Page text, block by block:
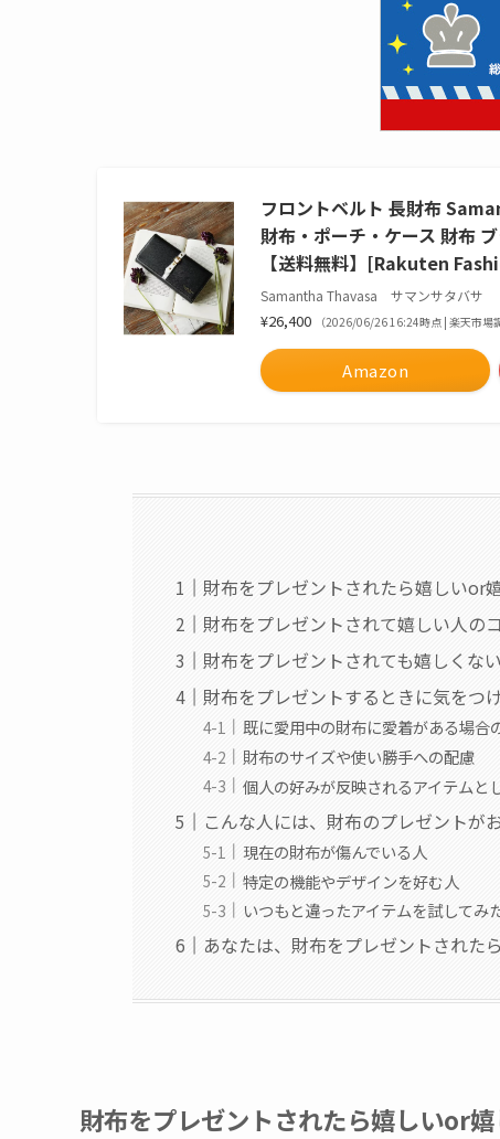
フロントベルト 長財布
財布・ポーチ・ケース 財布
【送料無料】[Rakuten
Samantha Thavasa サマンサタバサ
¥26,400 （2026/06/26 16:24時点 | 楽天市場
Amazon
財布をプレゼントされたら嬉しいor
財布をプレゼントされて嬉しい人の
財布をプレゼントされても嬉しくな
財布をプレゼントするときに気をつ
既に愛用中の財布に愛着がある場合
財布のサイズや使い勝手への配慮
個人の好みが反映されるアイテムと
こんな人には、財布のプレゼントが
現在の財布が傷んでいる人
特定の機能やデザインを好む人
いつもと違ったアイテムを試してみ
あなたは、財布をプレゼントされた
財布をプレゼントされたら嬉しいor